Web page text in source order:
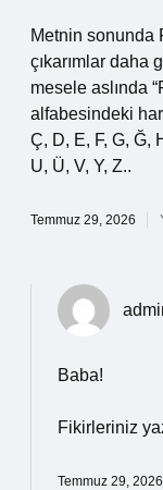
Metnin sonunda
çıkarımlar daha
mesele aslında
alfabesindeki
Ç, D, E, F, G, Ğ,
U, Ü, V, Y, Z..
Temmuz 29, 2026
Baba!
Fikirleriniz
Temmuz 29, 2026